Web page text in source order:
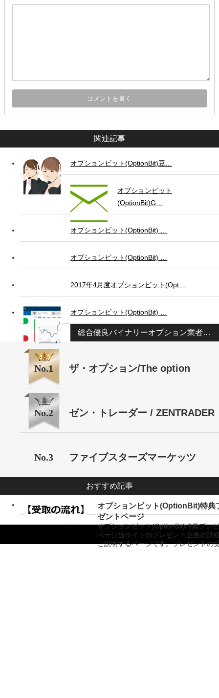
関連記事
オプションビット(OptionBit)豆…
オプションビット
(OptionBit)G…
オプションビット(OptionBit) …
オプションビット(OptionBit) …
2017年4月度オプションビット(Opt…
オプションビット(OptionBit) …
総合優良バイナリーオプション業者ランキング
No.1 ザ・オプション/The option
No.2 ゼン・トレーダー / ZENTRADER
No.3 ファイブスターズマーケッツ
おすすめ記事
オプションビット(OptionBit)特典
ゼントページ
オプションビット(OptionBit)特典プレ
ページ当サイトのプレゼント企画の詳
ご説明するページです。プレゼントの